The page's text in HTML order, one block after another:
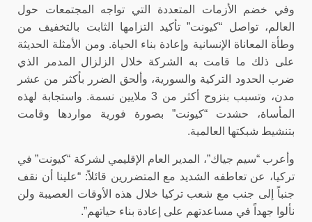
وفي خضم الأزمات المتعددة التي تواجه المجتمعات حول
العالم، تواصل “كيونت” تأكيد التزامها الثابت بالتخفيف من
وطأة المعاناة الإنسانية وإعادة بناء الحياة. ومن الأمثلة الحديثة
على ذلك ما قامت به الشركة خلال الزلزال المدمر الذي
ضرب الحدود التركية والسورية، وألحق الضرر بأكثر من عشر
مدن، وتسبب بنزوح أكثر من 3 ملايين نسمة. واستجابة لهذه
المأساة، حشدت “كيونت” بصورة فورية مواردها وقامت
بتنشيط شبكتها العالمية.
وأعرب “سيم جياك”، المدير العام الإقليمي لشركة “كيونت” في
تركيا، عن تعاطفه الشديد مع المتضررين قائلاً: “علينا أن نقف
جنباً إلى جنب مع شعب تركيا خلال هذه الأوقات العصيبة ولن
نألوا جهداً في مساعدتهم على إعادة بناء حياتهم”.